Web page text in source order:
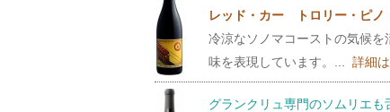
レッド・カー トロリー・ピノ
冷涼なソノマコーストの気候
味を表現しています。...
詳細
グランクリュ専門のソムリエ